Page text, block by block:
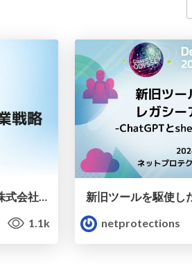
2025/2/6開催メディア向け説明会_株式会社ネットプロテクションズ_企業間決済ビジネスの事業戦略
1.1k
netprotections